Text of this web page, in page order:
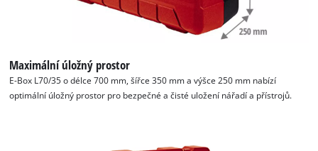
Maximální úložný prostor
E-Box L70/35 o délce 700 mm, šířce 350 mm a výšce 250 mm nabízí
optimální úložný prostor pro bezpečné a čisté uložení nářadí a přístrojů.